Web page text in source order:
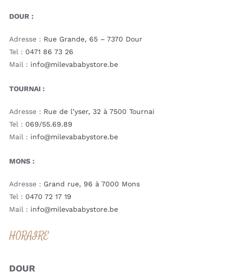
DOUR :
Adresse : Rue Grande, 65 – 7370 Dour
Tel : 0471 86 73 26
Mail : info@milevababystore.be
TOURNAI :
Adresse : Rue de l’yser, 32 à 7500 Tournai
Tel : 069/55.69.89
Mail : info@milevababystore.be
MONS :
Adresse : Grand rue, 96 à 7000 Mons
Tel : 0470 72 17 19
Mail : info@milevababystore.be
HORAIRE
DOUR